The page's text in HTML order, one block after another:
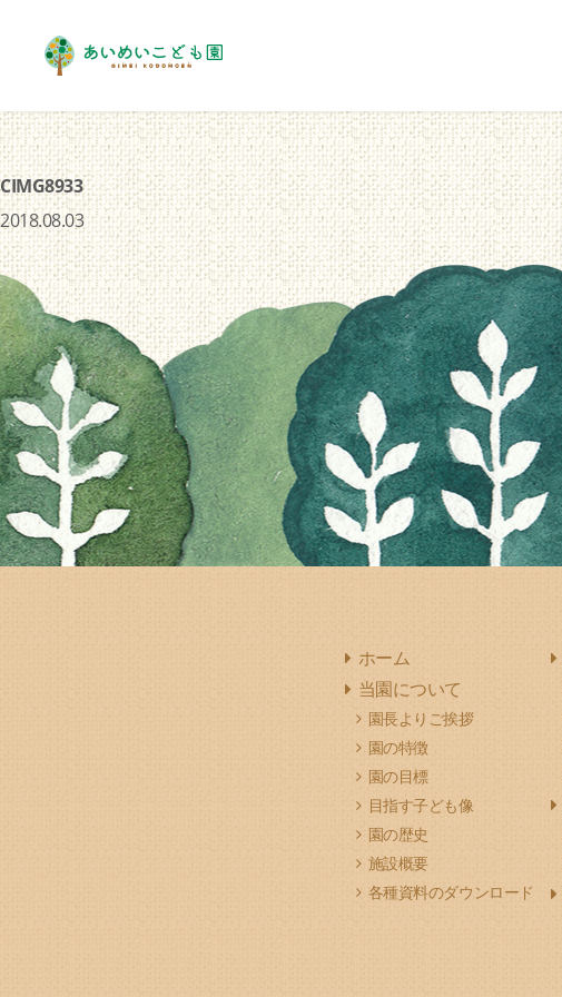
CIMG8933
2018.08.03
ホーム
当園について
園長よりご挨拶
園の特徴
園の目標
目指す子ども像
園の歴史
施設概要
各種資料のダウンロード